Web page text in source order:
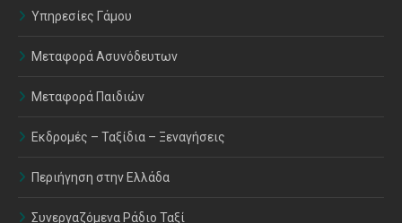
Υπηρεσίες Γάμου
Μεταφορά Ασυνόδευτων
Μεταφορά Παιδιών
Εκδρομές – Ταξίδια – Ξεναγήσεις
Περιήγηση στην Ελλάδα
Συνεργαζόμενα Ράδιο Ταξί